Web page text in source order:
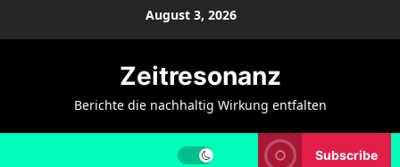
August 3, 2026
Zeitresonanz
Berichte die nachhaltig Wirkung entfalten
Subscribe